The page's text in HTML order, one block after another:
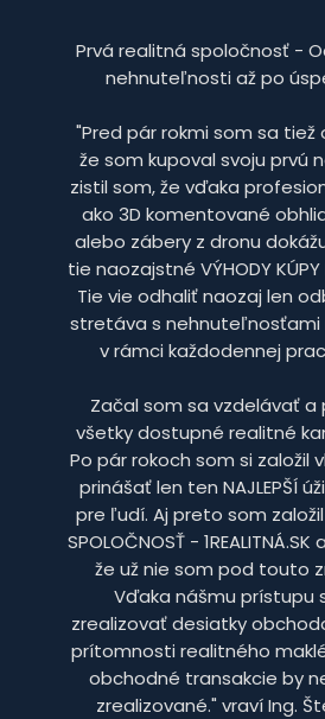
Prvá realitná spoločnosť -
nehnuteľnosti až po
"Pred pár rokmi som sa tiež
že som kupoval svoju prvú
zistil som, že vďaka
ako 3D komentované
alebo zábery z dronu
tie naozajstné VÝHODY KÚPY
Tie vie odhaliť naozaj len
stretáva s nehnuteľnosťami
v rámci každodennej
Začal som sa vzdelávať a
všetky dostupné realitné
Po pár rokoch som si založil
prinášať len ten NAJLEPŠÍ
pre ľudí. Aj preto som založil
SPOLOČNOSŤ -
že už nie som pod touto
Vďaka nášmu prístupu
zrealizovať desiatky
prítomnosti realitného
obchodné transakcie by
zrealizované." vraví Ing.